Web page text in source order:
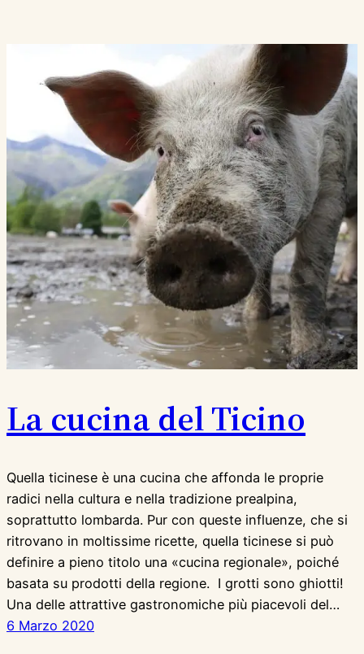
La cucina del Ticino
Quella ticinese è una cucina che affonda le proprie
radici nella cultura e nella tradizione prealpina,
soprattutto lombarda. Pur con queste influenze, che si
ritrovano in moltissime ricette, quella ticinese si può
definire a pieno titolo una «cucina regionale», poiché
basata su prodotti della regione. I grotti sono ghiotti!
Una delle attrattive gastronomiche più piacevoli del…
6 Marzo 2020